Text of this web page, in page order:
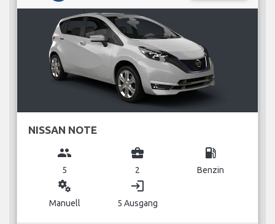
NISSAN NOTE
group
5
business_center
2
local_gas_station
Benzin
miscellaneous_services
Manuell
login
5 Ausgang